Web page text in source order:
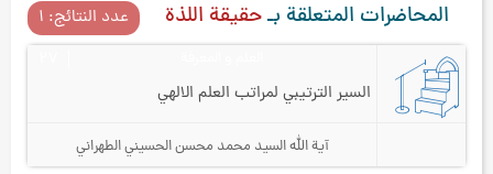
المحاضرات المتعلقة بـحقيقة اللذة عدد النتائج: ۱
السير الترتيبي لمراتب العلم الالهي
آية الله السيد محمد محسن الحسيني الطهراني